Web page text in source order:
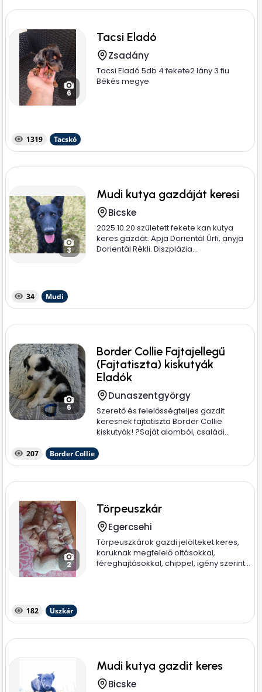
6
Tacsi Eladó
Zsadány
Tacsi Eladó 5db 4 fekete2 lány 3 fiu
Békés megye
1319 Tacskó
3
Mudi kutya gazdáját keresi
Bicske
2025.10.20 született fekete kan kutya
keres gazdát. Apja Dorientál Úrfi, anyja
Dorientál Rèkli. Diszplázia...
34 Mudi
6
Border Collie Fajtajellegű
(Fajtatiszta) kiskutyák
Eladók
Dunaszentgyörgy
Szerető és felelősségteljes gazdit
keresnek fajtatiszta Border Collie
kiskutyák! ? ​Saját alomból, családi...
207 Border Collie
2
Törpeuszkár
Egercsehi
Törpeuszkárok gazdi jelölteket keres,
koruknak megfelelő oltásokkal,
féreghajtásokkal, chippel, igény szerint...
182 Uszkár
Mudi kutya gazdit keres
Bicske